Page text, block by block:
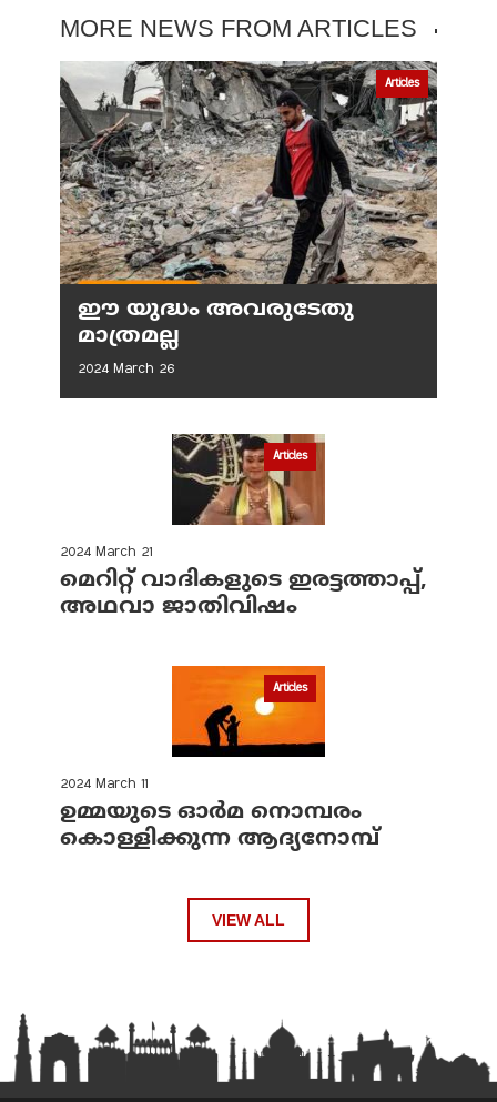
MORE NEWS FROM ARTICLES
Articles
ഈ യുദ്ധം അവരുടേതു
മാത്രമല്ല
2024 March 26
Articles
2024 March 21
മെറിറ്റ് വാദികളുടെ ഇരട്ടത്താപ്പ്,
അഥവാ ജാതിവിഷം
Articles
2024 March 11
ഉമ്മയുടെ ഓർമ നൊമ്പരം
കൊള്ളിക്കുന്ന ആദ്യനോമ്പ്
VIEW ALL